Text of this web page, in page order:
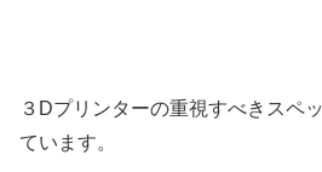
３Dプリンターの重視すべきスペ
ています。